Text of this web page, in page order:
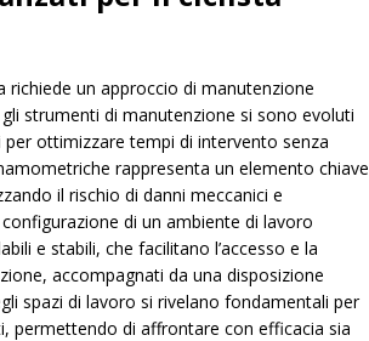
un approccio di manutenzione
strumenti di manutenzione si sono evoluti
ottimizzare tempi di intervento senza
rappresenta un elemento chiave
il rischio di danni meccanici e
di un ambiente di lavoro
e stabili, che facilitano l’accesso e la
accompagnati da una disposizione
spazi di lavoro si rivelano fondamentali per
permettendo di affrontare con efficacia sia